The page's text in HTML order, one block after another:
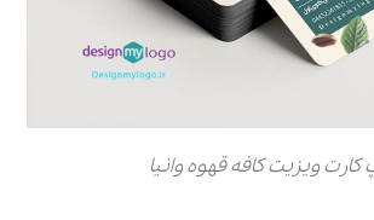
ویزیت کافه قهوه وانیا